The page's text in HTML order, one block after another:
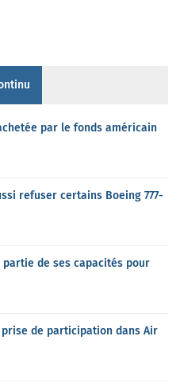
par le fonds américain
refuser certains Boeing 777-
de ses capacités pour
de participation dans Air